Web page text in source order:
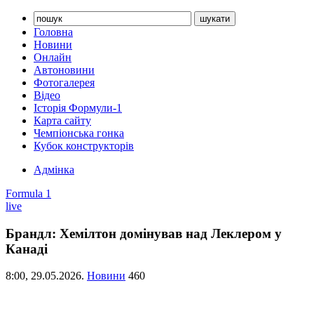
Головна
Новини
Онлайн
Автоновини
Фотогалерея
Відео
Історія Формули-1
Карта сайту
Чемпіонська гонка
Кубок конструкторів
Адмінка
Formula 1
live
Брандл: Хемілтон домінував над Леклером у
Канаді
8:00, 29.05.2026. Новини 460